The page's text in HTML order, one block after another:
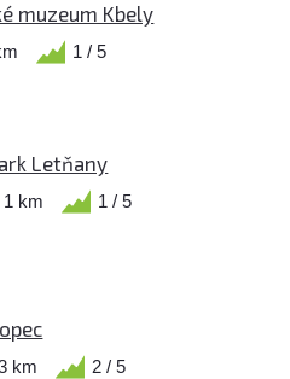
muzeum Kbely
1 / 5
Letňany
1 km 1 / 5
km 2 / 5